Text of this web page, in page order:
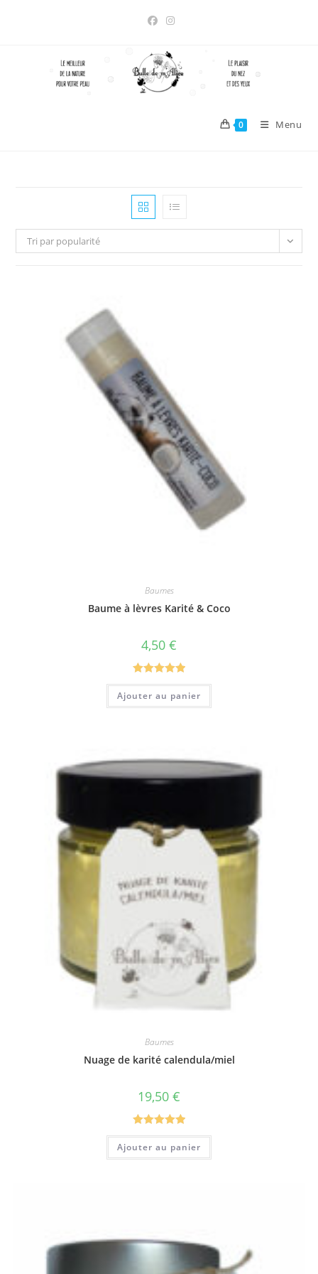
0 Menu
Tri par popularité
Baumes
Baume à lèvres Karité & Coco
4,50 €
Note5.00
sur 5
Ajouter au panier
Baumes
Nuage de karité calendula/miel
19,50 €
Note5.00
sur 5
Ajouter au panier